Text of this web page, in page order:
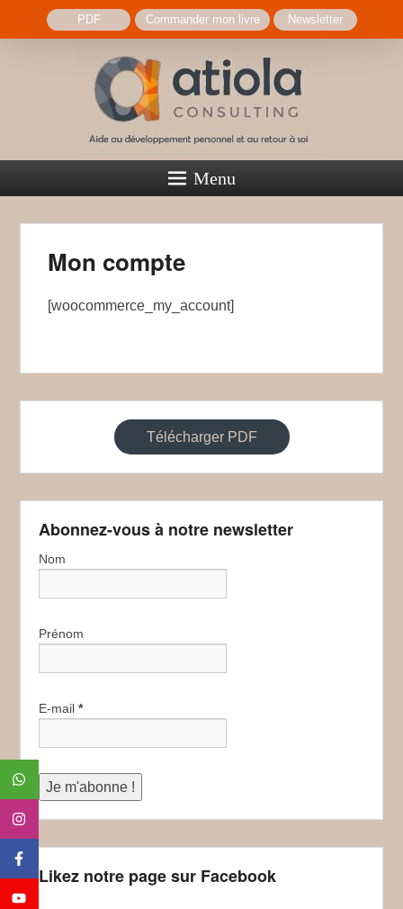
Atiola Consulting
Menu
Mon compte
[woocommerce_my_account]
Télécharger PDF
Abonnez-vous à notre newsletter
Nom
Prénom
E-mail*
Likez notre page sur Facebook
Newsletter
Commander mon livre
PDF